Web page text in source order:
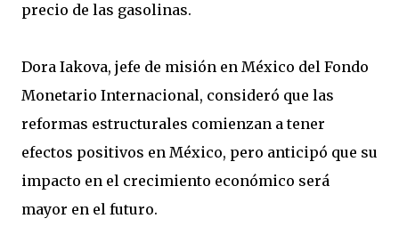
precio de las gasolinas.
Dora Iakova, jefe de misión en México del Fondo
Monetario Internacional, consideró que las
reformas estructurales comienzan a tener
efectos positivos en México, pero anticipó que su
impacto en el crecimiento económico será
mayor en el futuro.